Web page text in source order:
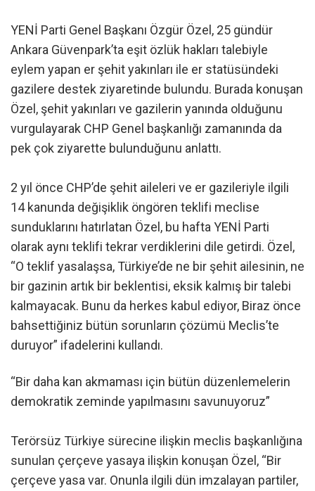
YENİ Parti Genel Başkanı Özgür Özel, 25 gündür
Ankara Güvenpark’ta eşit özlük hakları talebiyle
eylem yapan er şehit yakınları ile er statüsündeki
gazilere destek ziyaretinde bulundu. Burada konuşan
Özel, şehit yakınları ve gazilerin yanında olduğunu
vurgulayarak CHP Genel başkanlığı zamanında da
pek çok ziyarette bulunduğunu anlattı.
2 yıl önce CHP’de şehit aileleri ve er gazileriyle ilgili
14 kanunda değişiklik öngören teklifi meclise
sunduklarını hatırlatan Özel, bu hafta YENİ Parti
olarak aynı teklifi tekrar verdiklerini dile getirdi. Özel,
“O teklif yasalaşsa, Türkiye’de ne bir şehit ailesinin, ne
bir gazinin artık bir beklentisi, eksik kalmış bir talebi
kalmayacak. Bunu da herkes kabul ediyor, Biraz önce
bahsettiğiniz bütün sorunların çözümü Meclis’te
duruyor” ifadelerini kullandı.
“Bir daha kan akmaması için bütün düzenlemelerin
demokratik zeminde yapılmasını savunuyoruz”
Terörsüz Türkiye sürecine ilişkin meclis başkanlığına
sunulan çerçeve yasaya ilişkin konuşan Özel, “Bir
çerçeve yasa var. Onunla ilgili dün imzalayan partiler,